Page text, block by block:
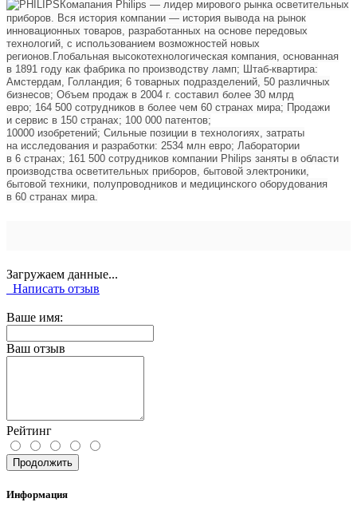
Комапания Philips — лидер мирового рынка осветительных
приборов. Вся история компании — история вывода на рынок
инновационных товаров, разработанных на основе передовых
технологий, с использованием возможностей новых
регионов. Глобальная высокотехнологическая компания, основанная
в 1891 году как фабрика по производству ламп; Штаб-квартира:
Амстердам, Голландия; 6 товарных подразделений, 50 различных
бизнесов; Объем продаж в 2004 г. составил более 30 млрд
евро; 164 500 сотрудников в более чем 60 странах мира; Продажи
и сервис в 150 странах; 100 000 патентов;
10000 изобретений; Сильные позиции в технологиях, затраты
на исследования и разработки: 2534 млн евро; Лаборатории
в 6 странах; 161 500 сотрудников компании Philips заняты в области
производства осветительных приборов, бытовой электроники,
бытовой техники, полупроводников и медицинского оборудования
в 60 странах мира.
Загружаем данные...
Написать отзыв
Ваше имя:
Ваш отзыв
Рейтинг
Продолжить
Информация